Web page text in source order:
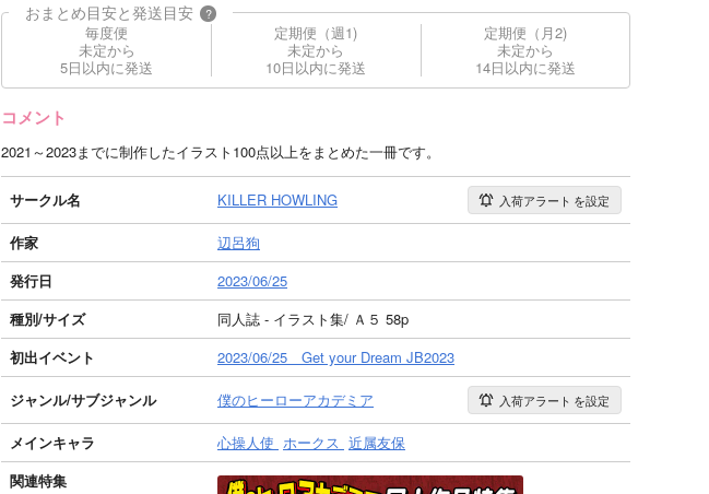
おまとめ目安と発送目安 ?
毎度便
未定から
5日以内に発送
定期便（週1)
未定から
10日以内に発送
定期便（月2)
未定から
14日以内に発送
コメント
2021～2023までに制作したイラスト100点以上をまとめた一冊です。
サークル名 KILLER HOWLING 入荷アラート を設定
作家
辺呂狗
発行日
2023/06/25
種別/サイズ
同人誌 - イラスト集/ Ａ５ 58p
初出イベント
2023/06/25 Get your Dream JB2023
ジャンル/サブジャンル 僕のヒーローアカデミア 入荷アラート を設定
メインキャラ 心操人使 ホークス 近属友保
関連特集